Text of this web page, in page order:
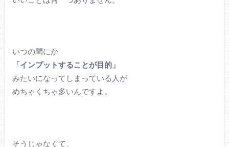
いつの間にか
「インプットすることが目的」
みたいになってしまっている人が
めちゃくちゃ多いんですよ。
そうじゃなくて、